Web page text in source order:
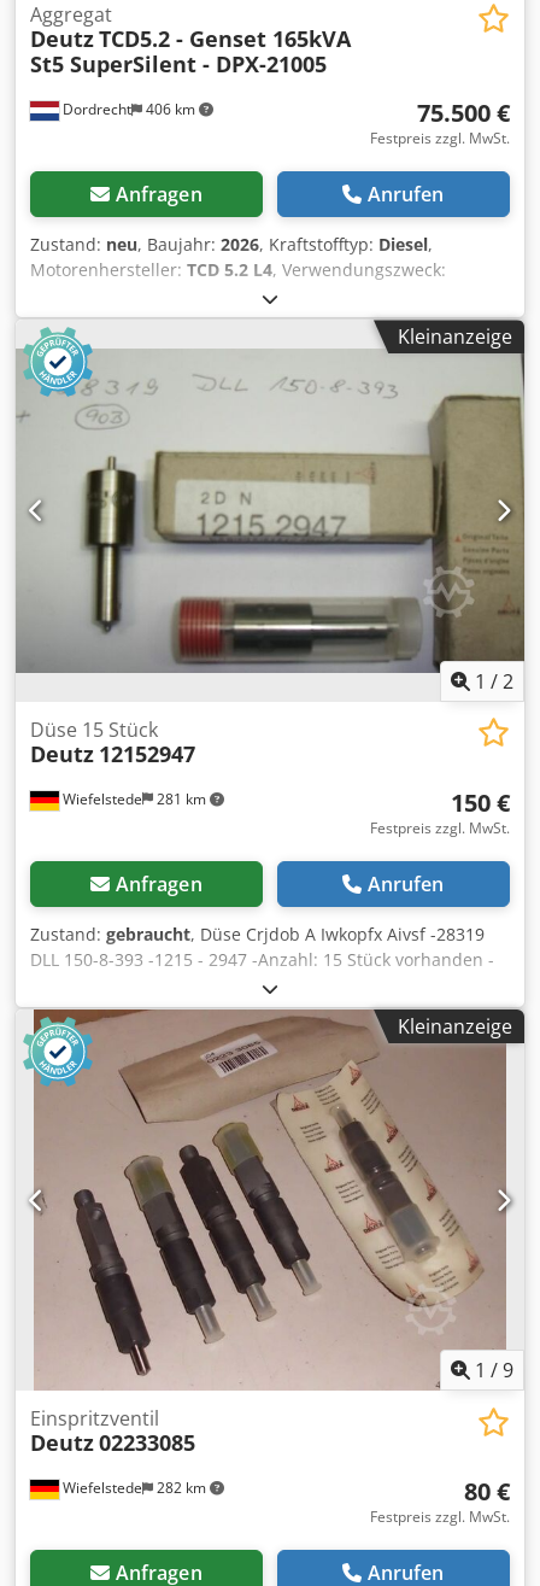
Dordrecht 406 km
Aggregat
DeutzTCD5.2 - Genset 165kVA
St5 SuperSilent - DPX-21005
75.500 €
Festpreis zzgl. MwSt.
Anfragen Anrufen
Zustand: neu, Baujahr: 2026, Kraftstofftyp: Diesel,
Motorenhersteller: TCD 5.2 L4, Verwendungszweck:
Bauwesen Leergewicht: 3.400 kg Generatorleistung: 165
kVA Abmessungen des Laderaums: 350 x 175 x 220 cm CE-
Kennzeichnung: ja Crjdpfx Aoznrztoivef Emissionsniveau:
Stage V / Tier IV final Wassertankvolumen: 500 l Wenden
Sie sich an Team DPX, um weitere Informationen zu
erhalten. = Weitere Optionen und Zubehör = - Battery -
Control Panel - Stahldach - Tanker
Kleinanzeige
1 /2
Wiefelstede 281 km
Düse 15 Stück
Deutz 12152947
150 €
Festpreis zzgl. MwSt.
Anfragen Anrufen
Zustand: gebraucht, Düse Crjdob A Iwkopfx Aivsf -28319
DLL 150-8-393 -1215 - 2947 -Anzahl: 15 Stück vorhanden -
Kleinanzeige
1 /9
Wiefelstede 282 km
Einspritzventil
Deutz02233085
80 €
Festpreis zzgl. MwSt.
Anfragen Anrufen